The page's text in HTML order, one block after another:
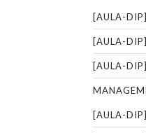
[AULA-
[AULA-
[AULA-
[AULA-